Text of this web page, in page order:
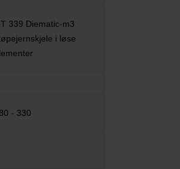
339 Diematic-m3
i løse
- 330